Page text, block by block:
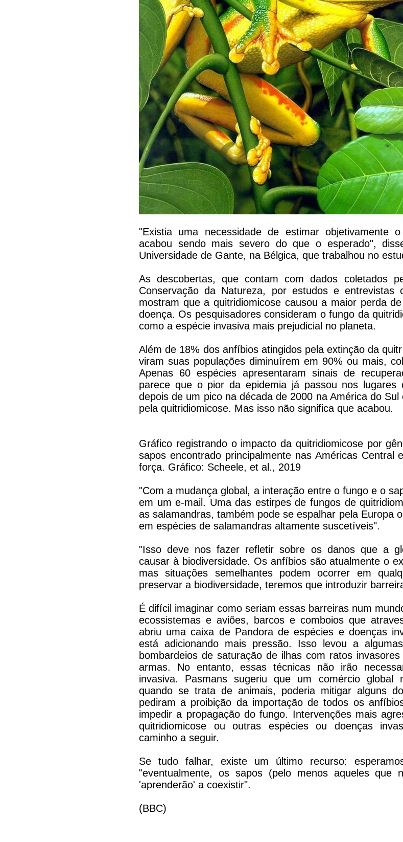
"Existia uma necessidade de estimar objetivamente
acabou sendo mais severo do que o esperado",
Universidade de Gante, na Bélgica, que trabalhou no
As descobertas, que contam com dados coletados
Conservação da Natureza, por estudos e entrevistas
mostram que a quitridiomicose causou a maior perda
doença. Os pesquisadores consideram o fungo da
como a espécie invasiva mais prejudicial no planeta.
Além de 18% dos anfíbios atingidos pela extinção da
viram suas populações diminuírem em 90% ou mais,
Apenas 60 espécies apresentaram sinais de
parece que o pior da epidemia já passou nos lugares
depois de um pico na década de 2000 na América do
pela quitridiomicose. Mas isso não significa que acabou.
Gráfico registrando o impacto da quitridiomicose por
sapos encontrado principalmente nas Américas Central
força. Gráfico: Scheele, et al., 2019
"Com a mudança global, a interação entre o fungo e o
em um e-mail. Uma das estirpes de fungos de
as salamandras, também pode se espalhar pela Europa
em espécies de salamandras altamente suscetíveis".
"Isso deve nos fazer refletir sobre os danos que a
causar à biodiversidade. Os anfíbios são atualmente o
mas situações semelhantes podem ocorrer em
preservar a biodiversidade, teremos que introduzir
É difícil imaginar como seriam essas barreiras num
ecossistemas e aviões, barcos e comboios que
abriu uma caixa de Pandora de espécies e doenças
está adicionando mais pressão. Isso levou a
bombardeios de saturação de ilhas com ratos
armas. No entanto, essas técnicas não irão
invasiva. Pasmans sugeriu que um comércio global
quando se trata de animais, poderia mitigar alguns
pediram a proibição da importação de todos os
impedir a propagação do fungo. Intervenções mais
quitridiomicose ou outras espécies ou doenças
caminho a seguir.
Se tudo falhar, existe um último recurso:
"eventualmente, os sapos (pelo menos aqueles
'aprenderão' a coexistir".
(BBC)